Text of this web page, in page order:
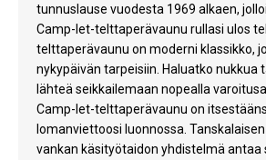
Auto ja peräkärry
Kaasu
Kylmälaitteet
tunnuslause vuodesta 1969 alkaen,
Camp-let-telttaperävaunu rullasi ulos
telttaperävaunu on moderni klassikko,
nykypäivän tarpeisiin. Haluatko nukkua
lähteä seikkailemaan nopealla
Camp-let-telttaperävaunu on
lomanviettoosi luonnossa.
vankan käsityötaidon yhdistelmä antaa